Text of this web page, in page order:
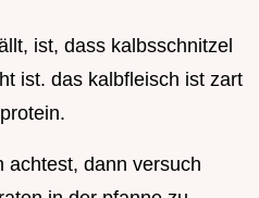
ist, dass kalbsschnitzel
ist. das kalbfleisch ist zart
achtest, dann versuch